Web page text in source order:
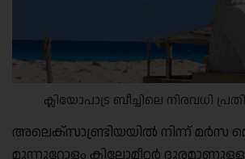
ക്ലിയോപാട്ര ബീച്ചിലെ നിരവധി
അലെക്‌സാണ്ട്രിയയിൽ നിന്ന് മർസ
മുന്നൂറോളം കിലോമീറ്റർ